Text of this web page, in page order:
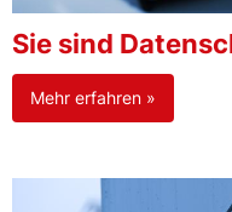
Sie sind
Mehr erfahren »